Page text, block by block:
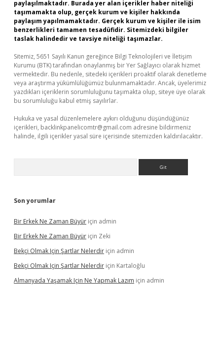
paylaşılmaktadır. Burada yer alan içerikler haber niteliği
taşımamakta olup, gerçek kurum ve kişiler hakkında
paylaşım yapılmamaktadır. Gerçek kurum ve kişiler ile isim
benzerlikleri tamamen tesadüfidir. Sitemizdeki bilgiler
taslak halindedir ve tavsiye niteliği taşımazlar.
Sitemiz, 5651 Sayılı Kanun gereğince Bilgi Teknolojileri ve İletişim
Kurumu (BTK) tarafından onaylanmış bir Yer Sağlayıcı olarak hizmet
vermektedir. Bu nedenle, sitedeki içerikleri proaktif olarak denetleme
veya araştırma yükümlülüğümüz bulunmamaktadır. Ancak, üyelerimiz
yazdıkları içeriklerin sorumluluğunu taşımakta olup, siteye üye olarak
bu sorumluluğu kabul etmiş sayılırlar.
Hukuka ve yasal düzenlemelere aykırı olduğunu düşündüğünüz
içerikleri, backlinkpanelicomtr@gmail.com adresine bildirmeniz
halinde, ilgili içerikler yasal süre içerisinde sitemizden kaldırılacaktır.
Son yorumlar
Bir Erkek Ne Zaman Büyür için admin
Bir Erkek Ne Zaman Büyür için Zeki
Bekçi Olmak Için Şartlar Nelerdir için admin
Bekçi Olmak Için Şartlar Nelerdir için Kartaloğlu
Almanyada Yaşamak Için Ne Yapmak Lazım için admin